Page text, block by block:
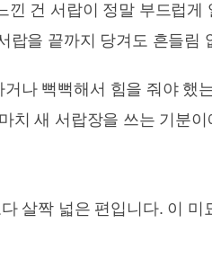
건 서랍이 정말 부드럽게
랍을 끝까지 당겨도 흔들림
나 뻑뻑해서 힘을 줘야 했
치 새 서랍장을 쓰는 기분이
살짝 넓은 편입니다. 이 미